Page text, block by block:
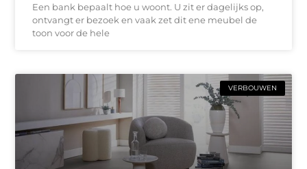
Een bank bepaalt hoe u woont. U zit er dagelijks op,
ontvangt er bezoek en vaak zet dit ene meubel de
toon voor de hele
VERBOUWEN